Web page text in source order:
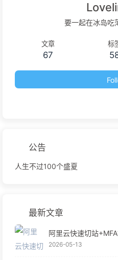
要一起在冰岛吃
文章
67
标
公告
人生不过100个盛夏
最新文章
阿里云快速切站
2026-05-13